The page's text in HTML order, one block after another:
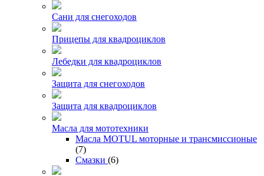
Сани для снегоходов
Прицепы для квадроциклов
Лебедки для квадроциклов
Защита для снегоходов
Защита для квадроциклов
Масла для мототехники
Масла MOTUL моторные и трансмиссионые
(7)
Смазки (6)